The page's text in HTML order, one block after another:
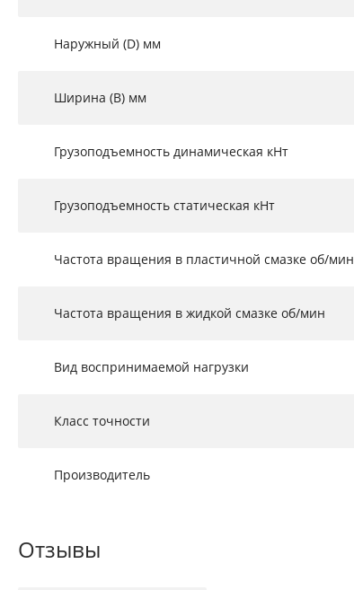
Наружный (D) мм
Ширина (B) мм
Грузоподъемность динамическая кНт
Грузоподъемность статическая кНт
Частота вращения в пластичной смазке об/мин
Частота вращения в жидкой смазке об/мин
Вид воспринимаемой нагрузки
Класс точности
Производитель
Отзывы